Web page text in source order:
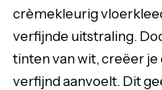
crèmekleurig
verfijnde uitstraling.
tinten van wit, creëer
verfijnd aanvoelt. Dit